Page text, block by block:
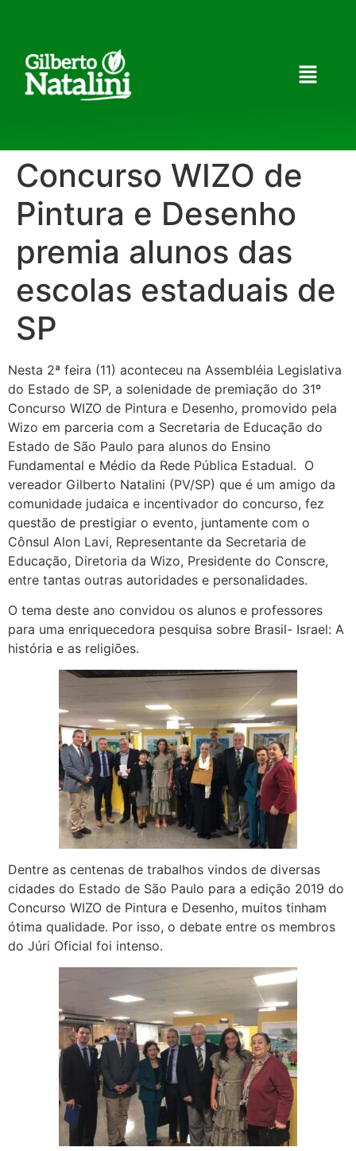
Concurso WIZO de
Pintura e Desenho
premia alunos das
escolas estaduais de
SP
Nesta 2ª feira (11) aconteceu na Assembléia Legislativa
do Estado de SP, a solenidade de premiação do 31º
Concurso WIZO de Pintura e Desenho, promovido pela
Wizo em parceria com a Secretaria de Educação do
Estado de São Paulo para alunos do Ensino
Fundamental e Médio da Rede Pública Estadual. O
vereador Gilberto Natalini (PV/SP) que é um amigo da
comunidade judaica e incentivador do concurso, fez
questão de prestigiar o evento, juntamente com o
Cônsul Alon Lavi, Representante da Secretaria de
Educação, Diretoria da Wizo, Presidente do Conscre,
entre tantas outras autoridades e personalidades.
O tema deste ano convidou os alunos e professores
para uma enriquecedora pesquisa sobre Brasil- Israel: A
história e as religiões.
Dentre as centenas de trabalhos vindos de diversas
cidades do Estado de São Paulo para a edição 2019 do
Concurso WIZO de Pintura e Desenho, muitos tinham
ótima qualidade. Por isso, o debate entre os membros
do Júri Oficial foi intenso.